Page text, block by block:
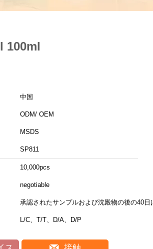
100ml
中国
ODM/ OEM
MSDS
SP811
10,000pcs
negotiable
承認されたサンプルおよび沈殿物の後の40日
L/C、T/T、D/A、D/P